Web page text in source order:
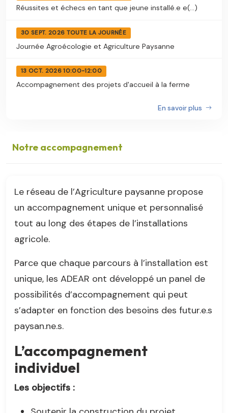
Réussites et échecs en tant que jeune installé.e e(...)
30 SEPT. 2026 TOUTE LA JOURNÉE
Journée Agroécologie et Agriculture Paysanne
13 OCT. 2026 10:00-12:00
Accompagnement des projets d'accueil à la ferme
En savoir plus
Notre accompagnement
Le réseau de l’Agriculture paysanne propose
un accompagnement unique et personnalisé
tout au long des étapes de l’installations
agricole.
Parce que chaque parcours à l’installation est
unique, les ADEAR ont développé un panel de
possibilités d’accompagnement qui peut
s’adapter en fonction des besoins des futur.e.s
paysan.ne.s.
L’accompagnement
individuel
Les objectifs :